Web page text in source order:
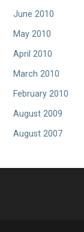
June 2010
May 2010
April 2010
March 2010
February 2010
August 2009
August 2007